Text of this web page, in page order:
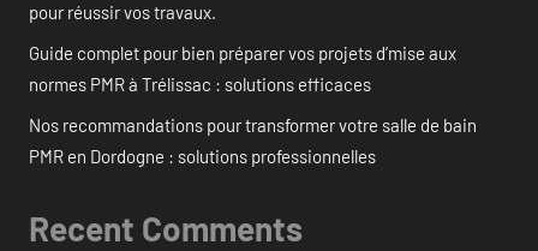
pour réussir vos travaux.
Guide complet pour bien préparer vos projets d’mise aux
normes PMR à Trélissac : solutions efficaces
Nos recommandations pour transformer votre salle de bain
PMR en Dordogne : solutions professionnelles
Recent Comments